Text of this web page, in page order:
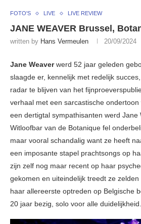
FOTO'S LIVE LIVE REVIEW
JANE WEAVER Brussel,
written by Hans Vermeulen 20/09/2024
Jane Weaverwerd 52 jaar geleden
slaagde er, kennelijk met redelijk
radar te blijven van het
verhaal met een sarcastische
een dertigtal sympathisanten werd Jane
Witloofbar van de Botanique fel
maar vooral schandalig want ze heeft
een imposante stapel prachtsongs op
zijn zelf nog maar recent op haar
gekomen en uiteindelijk treedt ze
haar allereerste optreden op Belgische
20 jaar bezig, solo voor alle duidelijkheid.